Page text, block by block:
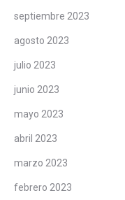
septiembre 2023
agosto 2023
julio 2023
junio 2023
mayo 2023
abril 2023
marzo 2023
febrero 2023